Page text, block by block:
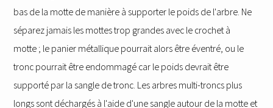
bas de la motte de manière à supporter le poids de l'arbre. Ne
séparez jamais les mottes trop grandes avec le crochet à
motte ; le panier métallique pourrait alors être éventré, ou le
tronc pourrait être endommagé car le poids devrait être
supporté par la sangle de tronc. Les arbres multi-troncs plus
longs sont déchargés à l'aide d'une sangle autour de la motte et